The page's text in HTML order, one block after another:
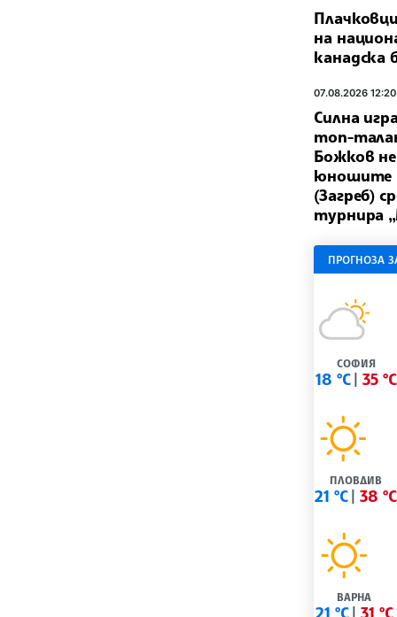
на
канадска
07.08.2026 12:20
Силна
топ-
Божков
юношите
(Загреб)
турнира
ПРОГНОЗА
СОФИЯ
18 °C 35 °C
ПЛОВДИВ
21 °C 38 °C
ВАРНА
21 °C 31 °C